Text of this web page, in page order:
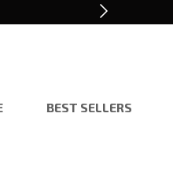
BEST SELLERS